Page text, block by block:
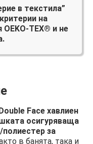
в текстила”
на
TEX® и не
Face хавлиен
осигуряваща
полиестер за
в банята, така и